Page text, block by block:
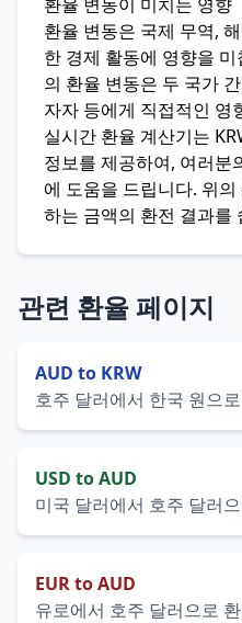
환율 변동은 국제 무역,
한 경제 활동에 영향을
의 환율 변동은 두 국가
자자 등에게 직접적인 영
실시간 환율 계산기는
정보를 제공하여, 여러분
에 도움을 드립니다. 위
하는 금액의 환전 결과를
관련 환율 페이지
AUD to KRW
호주 달러에서 한국 원으
USD to AUD
미국 달러에서 호주 달러
EUR to AUD
유로에서 호주 달러으로